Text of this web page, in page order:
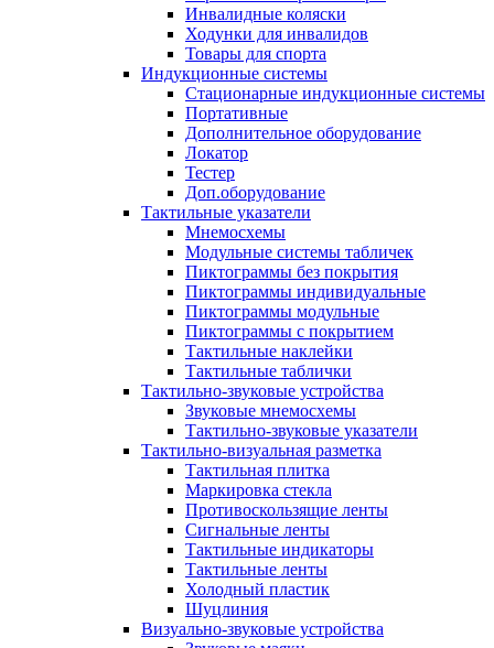
Инвалидные коляски
Ходунки для инвалидов
Товары для спорта
Индукционные системы
Стационарные индукционные системы
Портативные
Дополнительное оборудование
Локатор
Тестер
Доп.оборудование
Тактильные указатели
Мнемосхемы
Модульные системы табличек
Пиктограммы без покрытия
Пиктограммы индивидуальные
Пиктограммы модульные
Пиктограммы с покрытием
Тактильные наклейки
Тактильные таблички
Тактильно-звуковые устройства
Звуковые мнемосхемы
Тактильно-звуковые указатели
Тактильно-визуальная разметка
Тактильная плитка
Маркировка стекла
Противоскользящие ленты
Сигнальные ленты
Тактильные индикаторы
Тактильные ленты
Холодный пластик
Шуцлиния
Визуально-звуковые устройства